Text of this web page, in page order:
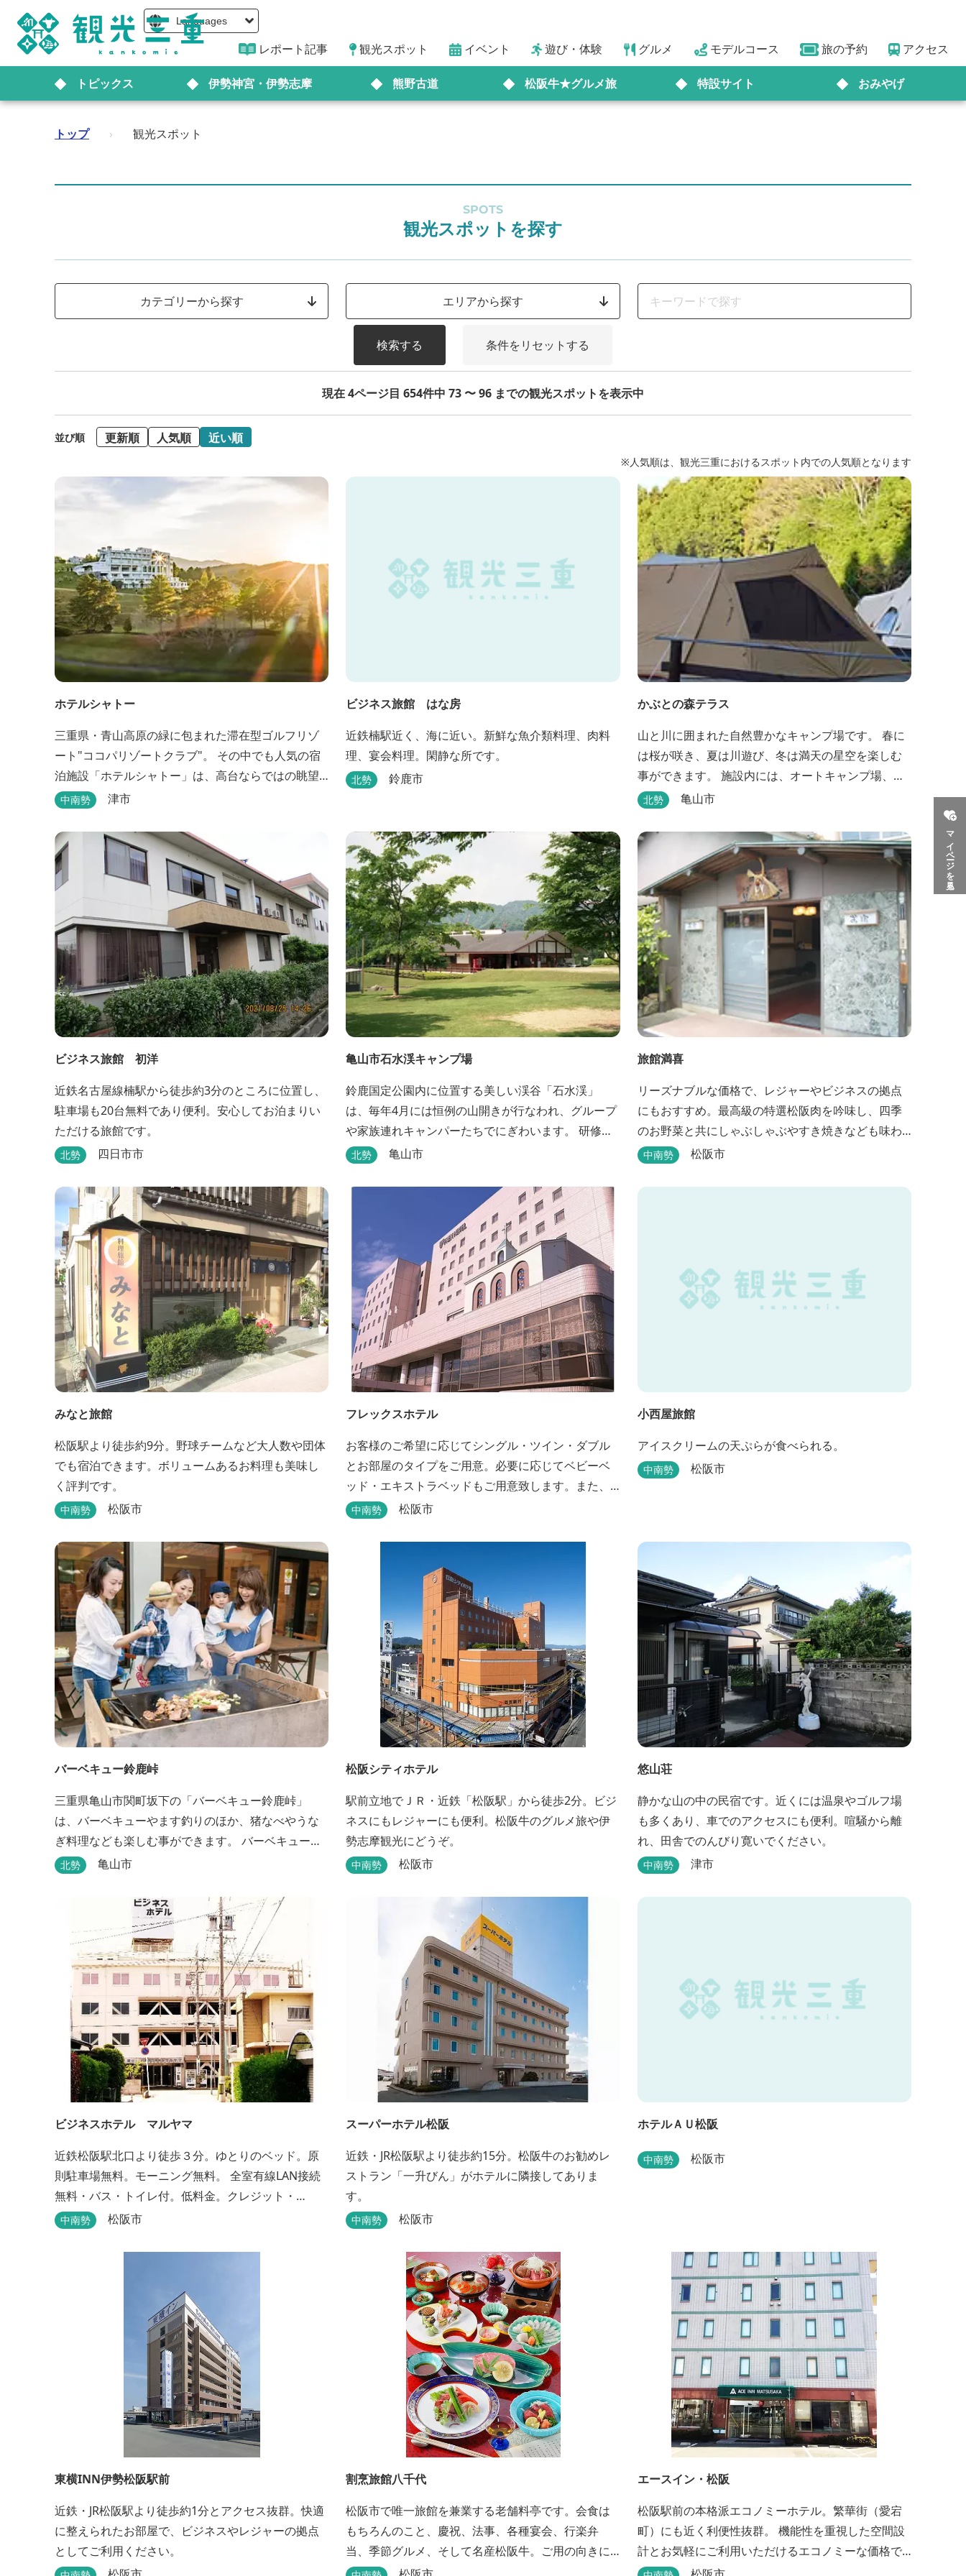
Languages
レポート記事 観光スポット イベント 遊び・体験 グルメ モデルコース 旅の予約 アクセス
トピックス 伊勢神宮・伊勢志摩 熊野古道 松阪牛★グルメ旅 特設サイト おみやげ
マイページを見る
トップ › 観光スポット
SPOTS
観光スポットを探す
カテゴリーから探す エリアから探す
検索する 条件をリセットする
現在 4ページ目 654件中 73 〜 96 までの観光スポットを表示中
並び順 更新順 人気順 近い順
※人気順は、観光三重におけるスポット内での人気順となります
ホテルシャトー
三重県・青山高原の緑に包まれた滞在型ゴルフリゾ
ート"ココパリゾートクラブ"。 その中でも人気の宿
泊施設「ホテルシャトー」は、高台ならではの眺望
と静けさが魅力です。 客室はツインルームから4〜6
わせて選べます。 天然温泉の大浴場・露天風呂、ロ
ウリュ式サウナで体を整えた後は、和食や焼肉な
ど、気分で選べる夕食をゆったりと。 翌朝は、レ
ス...
中南勢 津市
ビジネス旅館 はな房
近鉄楠駅近く、海に近い。新鮮な魚介類料理、肉料
理、宴会料理。閑静な所です。
北勢 鈴鹿市
かぶとの森テラス
山と川に囲まれた自然豊かなキャンプ場です。 春に
は桜が咲き、夏は川遊び、冬は満天の星空を楽しむ
事ができます。 施設内には、オートキャンプ場、芝
生のフリーサイト、林間のフリーサイトと3種類のキ
ンプを楽しむ事ができます。 テント泊が苦手な方
や、小さなお子様連れの方はコテージがおススメ。
大小合わせて6棟のコテージがあります。 キャン...
北勢 亀山市
ビジネス旅館 初洋
近鉄名古屋線楠駅から徒歩約3分のところに位置し、
駐車場も20台無料であり便利。安心してお泊まりい
ただける旅館です。
北勢 四日市市
亀山市石水渓キャンプ場
鈴鹿国定公園内に位置する美しい渓谷「石水渓」
は、毎年4月には恒例の山開きが行なわれ、グループ
や家族連れキャンパーたちでにぎわいます。 研修施
設は団体用宿泊施設、バンガローはグループ・家族
点として最適です。
北勢 亀山市
旅館満喜
リーズナブルな価格で、レジャーやビジネスの拠点
にもおすすめ。最高級の特選松阪肉を吟味し、四季
のお野菜と共にしゃぶしゃぶやすき焼きなども味わ
えます。
中南勢 松阪市
みなと旅館
松阪駅より徒歩約9分。野球チームなど大人数や団体
でも宿泊できます。ボリュームあるお料理も美味し
く評判です。
中南勢 松阪市
フレックスホテル
お客様のご希望に応じてシングル・ツイン・ダブル
とお部屋のタイプをご用意。必要に応じてベビーベ
ッド・エキストラベッドもご用意致します。また、
館内には松阪牛を使った洋食・和食のレストランと
州への観光の拠点にご利用ください。
中南勢 松阪市
小西屋旅館
アイスクリームの天ぷらが食べられる。
中南勢 松阪市
バーベキュー鈴鹿峠
三重県亀山市関町坂下の「バーベキュー鈴鹿峠」
は、バーベキューやます釣りのほか、猪なべやうな
ぎ料理なども楽しむ事ができます。 バーベキュー
は、食材から付属品まで全て揃っていますので手ぶ
で、釣ったその場で味わえる「マス釣り」も人気で
で、様々なイベントで、ぜひご利用ください。
北勢 亀山市
松阪シティホテル
駅前立地でＪＲ・近鉄「松阪駅」から徒歩2分。ビジ
ネスにもレジャーにも便利。松阪牛のグルメ旅や伊
勢志摩観光にどうぞ。
中南勢 松阪市
悠山荘
静かな山の中の民宿です。近くには温泉やゴルフ場
も多くあり、車でのアクセスにも便利。喧騒から離
れ、田舎でのんびり寛いでください。
中南勢 津市
ビジネスホテル マルヤマ
近鉄松阪駅北口より徒歩３分。ゆとりのベッド。原
則駐車場無料。モーニング無料。 全室有線LAN接続
無料・バス・トイレ付。低料金。クレジット・
PayPay支払い可。
中南勢 松阪市
スーパーホテル松阪
近鉄・JR松阪駅より徒歩約15分。松阪牛のお勧めレ
ストラン「一升びん」がホテルに隣接してありま
す。
中南勢 松阪市
ホテルＡＵ松阪
中南勢 松阪市
東横INN伊勢松阪駅前
近鉄・JR松阪駅より徒歩約1分とアクセス抜群。快適
に整えられたお部屋で、ビジネスやレジャーの拠点
としてご利用ください。
割烹旅館八千代
松阪市で唯一旅館を兼業する老舗料亭です。会食は
もちろんのこと、慶祝、法事、各種宴会、行楽弁
当、季節グルメ、そして名産松阪牛。ご用の向きに
応じて各種お料理提供いたします。また、宿泊のご
エースイン・松阪
松阪駅前の本格派エコノミーホテル。繁華街（愛宕
町）にも近く利便性抜群。 機能性を重視した空間設
計とお気軽にご利用いただけるエコノミーな価格で
長期滞在に最適。喫煙・禁煙ルームもご指定いただ